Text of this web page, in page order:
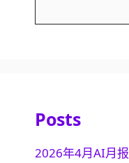
Posts
2026年4月AI月